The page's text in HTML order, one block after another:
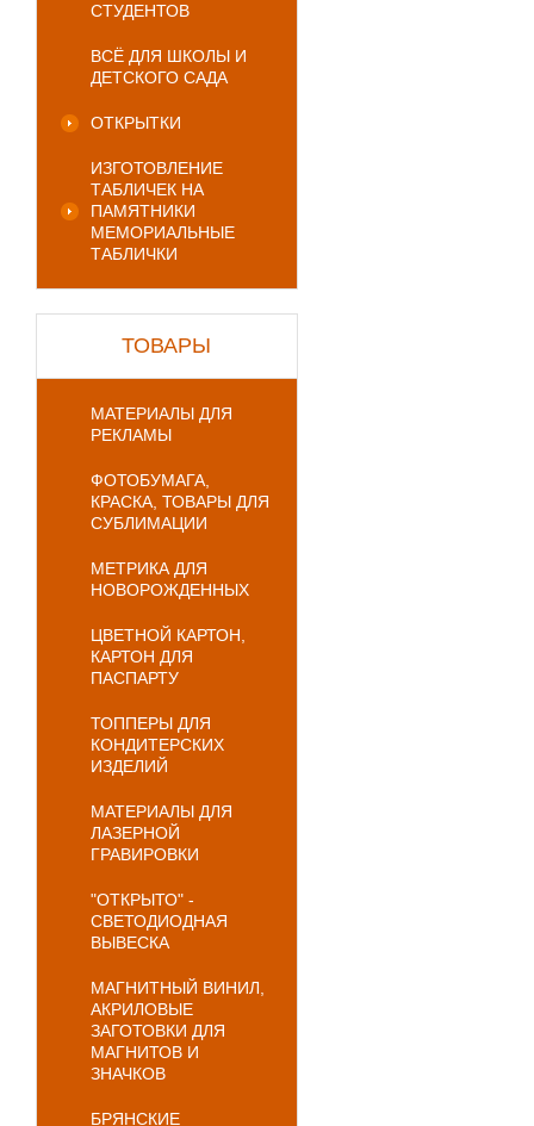
СТУДЕНТОВ
ВСЁ ДЛЯ ШКОЛЫ И
ДЕТСКОГО САДА
ОТКРЫТКИ
ИЗГОТОВЛЕНИЕ
ТАБЛИЧЕК НА
ПАМЯТНИКИ
МЕМОРИАЛЬНЫЕ
ТАБЛИЧКИ
ТОВАРЫ
МАТЕРИАЛЫ ДЛЯ
РЕКЛАМЫ
ФОТОБУМАГА,
КРАСКА, ТОВАРЫ ДЛЯ
СУБЛИМАЦИИ
МЕТРИКА ДЛЯ
НОВОРОЖДЕННЫХ
ЦВЕТНОЙ КАРТОН,
КАРТОН ДЛЯ
ПАСПАРТУ
ТОППЕРЫ ДЛЯ
КОНДИТЕРСКИХ
ИЗДЕЛИЙ
МАТЕРИАЛЫ ДЛЯ
ЛАЗЕРНОЙ
ГРАВИРОВКИ
"ОТКРЫТО" -
СВЕТОДИОДНАЯ
ВЫВЕСКА
МАГНИТНЫЙ ВИНИЛ,
АКРИЛОВЫЕ
ЗАГОТОВКИ ДЛЯ
МАГНИТОВ И
ЗНАЧКОВ
БРЯНСКИЕ